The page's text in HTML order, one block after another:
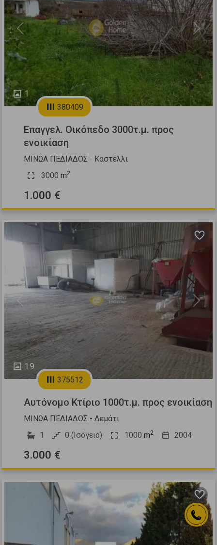
1
Previous Next
380409
Επαγγελ. Οικόπεδο 3000τ.μ. προς
ενοικίαση
ΜΙΝΩΑ ΠΕΔΙΑΔΟΣ - Καστέλλι
3000 m2
1.000 €
19
Previous Next
375512
Αυτόνομο Κτίριο 1000τ.μ. προς ενοικίαση
ΜΙΝΩΑ ΠΕΔΙΑΔΟΣ - Δεμάτι
1
0 (Ισόγειο) 1000 m2 2004
3.000 €